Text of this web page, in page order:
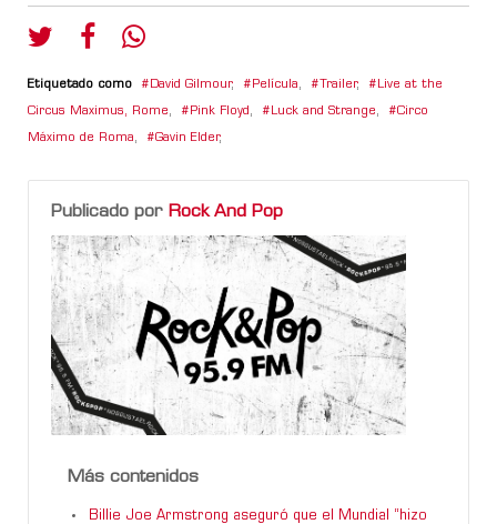
Etiquetado como David Gilmour, Película, Trailer, Live at the
Circus Maximus, Rome, Pink Floyd , Luck and Strange, Circo
Máximo de Roma, Gavin Elder,
Publicado por Rock And Pop
Más contenidos
Billie Joe Armstrong aseguró que el Mundial “hizo